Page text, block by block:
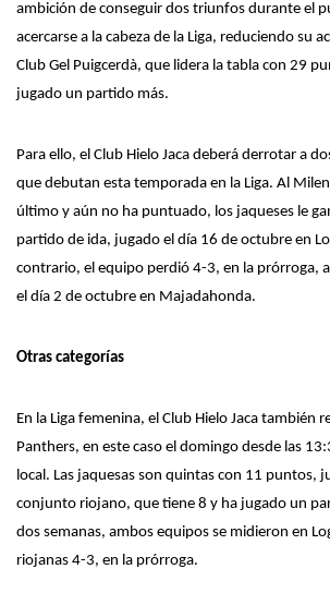
ambición de conseguir dos triunfos durante el
acercarse a la cabeza de la Liga, reduciendo su
Club Gel Puigcerdà, que lidera la tabla con 29
jugado un partido más.
Para ello, el Club Hielo Jaca deberá derrotar a
que debutan esta temporada en la Liga. Al
último y aún no ha puntuado, los jaqueses le
partido de ida, jugado el día 16 de octubre en
contrario, el equipo perdió 4-3, en la prórroga,
el día 2 de octubre en Majadahonda.
Otras categorías
En la Liga femenina, el Club Hielo Jaca también
Panthers, en este caso el domingo desde las
local. Las jaquesas son quintas con 11 puntos,
conjunto riojano, que tiene 8 y ha jugado un
dos semanas, ambos equipos se midieron en
riojanas 4-3, en la prórroga.